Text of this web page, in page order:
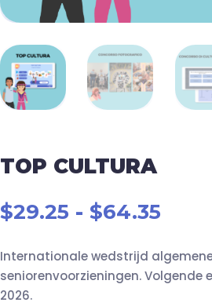
TOP CULTURA
$29.25 - $64.35
tot
Internationale wedstrijd
seniorenvoorzieningen. Volgende
2026.